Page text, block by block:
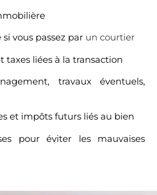
vous passez par un courtier
taxes liées à la transaction
travaux éventuels,
et impôts futurs liés au bien
pour éviter les mauvaises